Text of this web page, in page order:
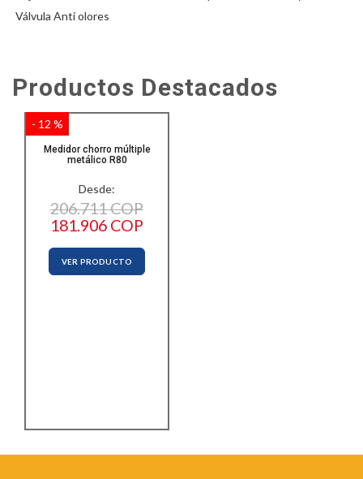
Válvula Anti olores
Productos Destacados
Medidor chorro múltiple
metálico R80
- 12 %
Desde:
206.711 COP
181.906 COP
VER PRODUCTO